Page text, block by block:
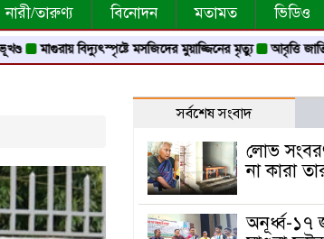
নারী/তারুণ্য বিনোদন মতামত ভিডিও
মাগুরায় বিদ্যুৎস্পৃষ্টে মসজিদের মুয়াজ্জিনের মৃত্যু আবৃত্তি জাতির
সর্বশেষ সংবাদ
লোভ
না কারা
অনূর্ধ্ব-১৭